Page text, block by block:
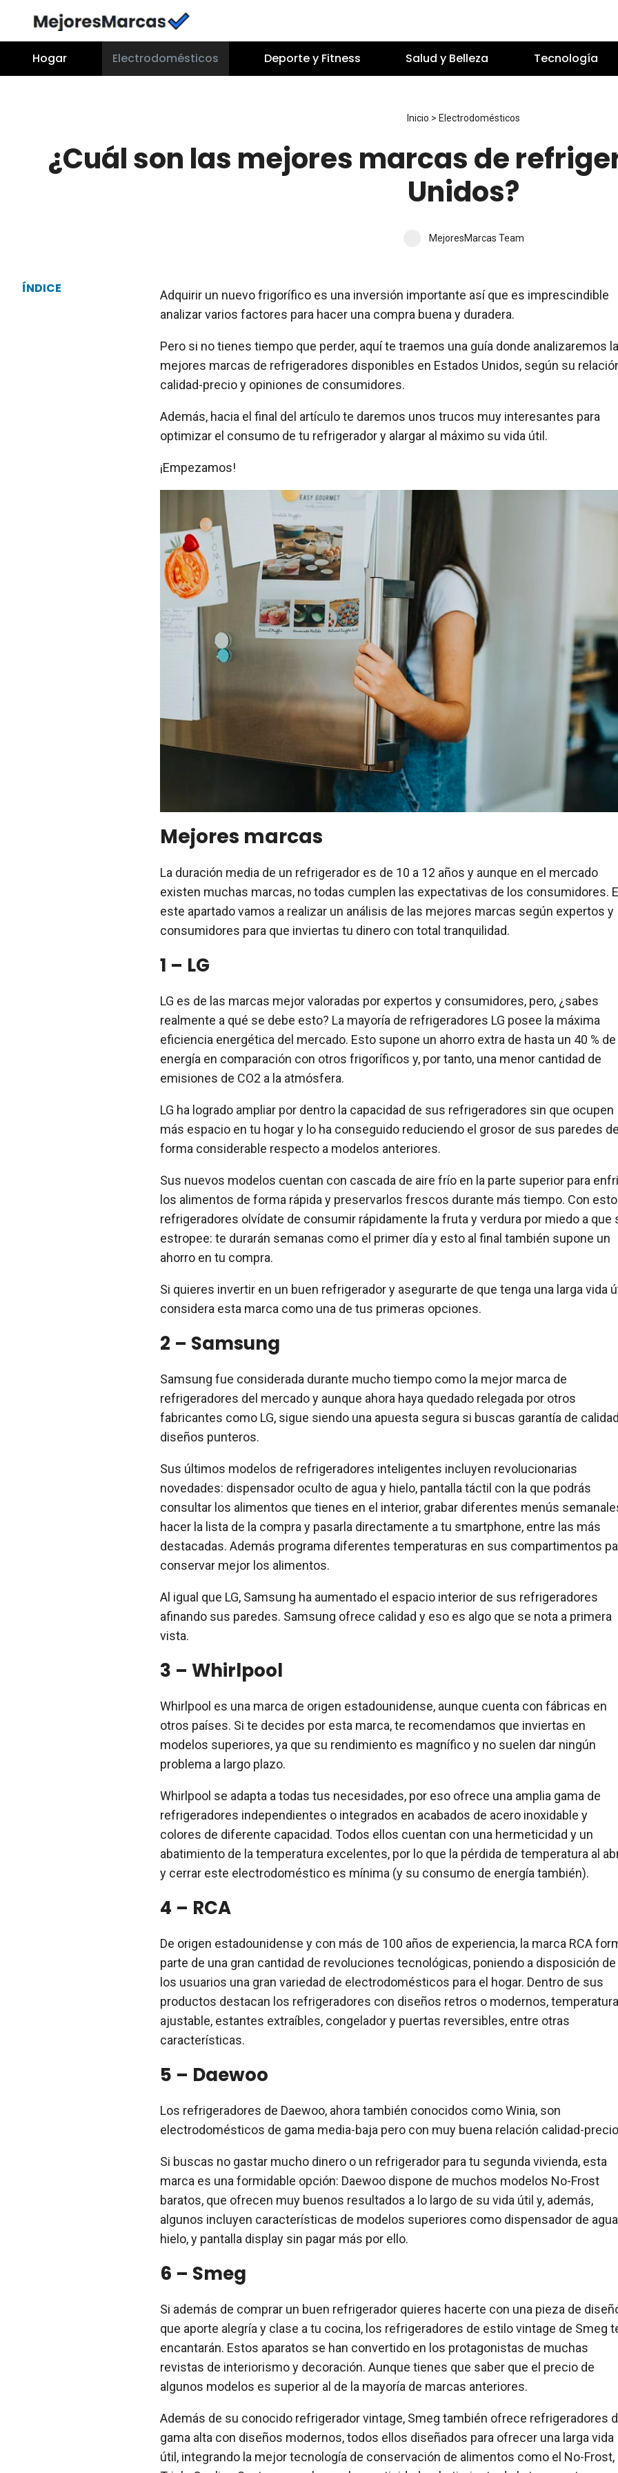
Hogar Electrodomésticos Deporte y Fitness Salud y Belleza Tecnología
Inicio > Electrodomésticos
¿Cuál son las mejores marcas de
Unidos?
MejoresMarcas Team
ÍNDICE
Adquirir un nuevo frigorífico es una inversión importante así que es imprescindible
analizar varios factores para hacer una compra buena y duradera.
Pero si no tienes tiempo que perder, aquí te traemos una guía donde analizaremos
mejores marcas de refrigeradores disponibles en Estados Unidos, según su
calidad-precio y opiniones de consumidores.
Además, hacia el final del artículo te daremos unos trucos muy interesantes para
optimizar el consumo de tu refrigerador y alargar al máximo su vida útil.
¡Empezamos!
Mejores marcas
La duración media de un refrigerador es de 10 a 12 años y aunque en el mercado
existen muchas marcas, no todas cumplen las expectativas de los consumidores.
este apartado vamos a realizar un análisis de las mejores marcas según expertos y
consumidores para que inviertas tu dinero con total tranquilidad.
1 – LG
LG es de las marcas mejor valoradas por expertos y consumidores, pero, ¿sabes
realmente a qué se debe esto? La mayoría de refrigeradores LG posee la máxima
eficiencia energética del mercado. Esto supone un ahorro extra de hasta un 40 % de
energía en comparación con otros frigoríficos y, por tanto, una menor cantidad de
emisiones de CO2 a la atmósfera.
LG ha logrado ampliar por dentro la capacidad de sus refrigeradores sin que ocupen
más espacio en tu hogar y lo ha conseguido reduciendo el grosor de sus paredes de
forma considerable respecto a modelos anteriores.
Sus nuevos modelos cuentan con cascada de aire frío en la parte superior para
los alimentos de forma rápida y preservarlos frescos durante más tiempo. Con
refrigeradores olvídate de consumir rápidamente la fruta y verdura por miedo a que
estropee: te durarán semanas como el primer día y esto al final también supone un
ahorro en tu compra.
Si quieres invertir en un buen refrigerador y asegurarte de que tenga una larga vida
considera esta marca como una de tus primeras opciones.
2 – Samsung
Samsung fue considerada durante mucho tiempo como la mejor marca de
refrigeradores del mercado y aunque ahora haya quedado relegada por otros
fabricantes como LG, sigue siendo una apuesta segura si buscas garantía de
diseños punteros.
Sus últimos modelos de refrigeradores inteligentes incluyen revolucionarias
novedades: dispensador oculto de agua y hielo, pantalla táctil con la que podrás
consultar los alimentos que tienes en el interior, grabar diferentes menús
hacer la lista de la compra y pasarla directamente a tu smartphone, entre las más
destacadas. Además programa diferentes temperaturas en sus compartimentos
conservar mejor los alimentos.
Al igual que LG, Samsung ha aumentado el espacio interior de sus refrigeradores
afinando sus paredes. Samsung ofrece calidad y eso es algo que se nota a primera
vista.
3 – Whirlpool
Whirlpool es una marca de origen estadounidense, aunque cuenta con fábricas en
otros países. Si te decides por esta marca, te recomendamos que inviertas en
modelos superiores, ya que su rendimiento es magnífico y no suelen dar ningún
problema a largo plazo.
Whirlpool se adapta a todas tus necesidades, por eso ofrece una amplia gama de
refrigeradores independientes o integrados en acabados de acero inoxidable y
colores de diferente capacidad. Todos ellos cuentan con una hermeticidad y un
abatimiento de la temperatura excelentes, por lo que la pérdida de temperatura al
y cerrar este electrodoméstico es mínima (y su consumo de energía también).
4 – RCA
De origen estadounidense y con más de 100 años de experiencia, la marca RCA
parte de una gran cantidad de revoluciones tecnológicas, poniendo a disposición de
los usuarios una gran variedad de electrodomésticos para el hogar. Dentro de sus
productos destacan los refrigeradores con diseños retros o modernos, temperatura
ajustable, estantes extraíbles, congelador y puertas reversibles, entre otras
características.
5 – Daewoo
Los refrigeradores de Daewoo, ahora también conocidos como Winia, son
electrodomésticos de gama media-baja pero con muy buena relación calidad-
Si buscas no gastar mucho dinero o un refrigerador para tu segunda vivienda, esta
marca es una formidable opción: Daewoo dispone de muchos modelos No-Frost
baratos, que ofrecen muy buenos resultados a lo largo de su vida útil y, además,
algunos incluyen características de modelos superiores como dispensador de
hielo, y pantalla display sin pagar más por ello.
6 – Smeg
Si además de comprar un buen refrigerador quieres hacerte con una pieza de
que aporte alegría y clase a tu cocina, los refrigeradores de estilo vintage de Smeg
encantarán. Estos aparatos se han convertido en los protagonistas de muchas
revistas de interiorismo y decoración. Aunque tienes que saber que el precio de
algunos modelos es superior al de la mayoría de marcas anteriores.
Además de su conocido refrigerador vintage, Smeg también ofrece refrigeradores
gama alta con diseños modernos, todos ellos diseñados para ofrecer una larga vida
útil, integrando la mejor tecnología de conservación de alimentos como el No-Frost,